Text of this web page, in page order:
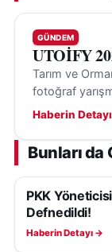
GÜNDEM
UTOİFY
Tarım ve
fotoğraf
kadar sürüyor;
Haberin
Bunları da
GÜNDEM
PKK
Defnedildi!
Haberin Detayı →